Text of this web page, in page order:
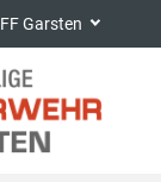
FF Garsten